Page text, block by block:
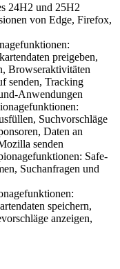
24H2 und 25H2
von Edge, Firefox,
preigeben,
Browseraktivitäten
senden, Tracking
Anwendungen
Suchvorschläge
Daten an
senden
Safe-
Suchanfragen und
speichern,
anzeigen,